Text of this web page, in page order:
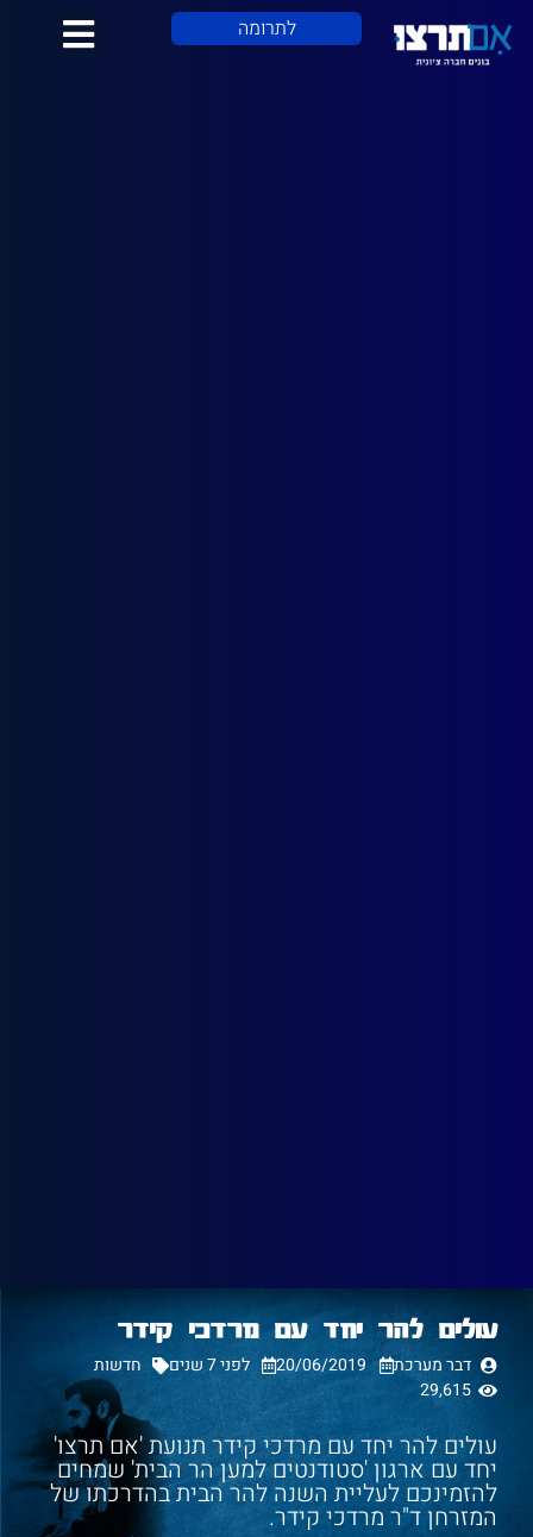
לתרומה
עולים להר יחד עם מרדכי קידר
דבר מערכת 20/06/2019 לפני 7 שנים
חדשות
29,615
עולים להר יחד עם מרדכי קידר תנועת 'אם תרצו'
יחד עם ארגון 'סטודנטים למען הר הבית' שמחים
להזמינכם לעליית השנה להר הבית בהדרכתו של
המזרחן ד"ר מרדכי קידר.